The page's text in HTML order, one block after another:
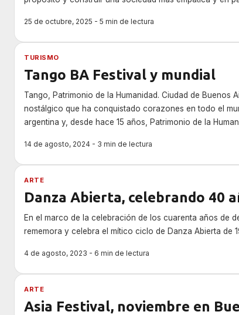
25 de octubre, 2025 - 5 min de lectura
TURISMO
Tango BA Festival y mundial
Tango, Patrimonio de la Humanidad. Ciudad de Buenos
nostálgico que ha conquistado corazones en todo el
argentina y, desde hace 15 años, Patrimonio de la
14 de agosto, 2024 - 3 min de lectura
ARTE
Danza Abierta, celebrando 40
En el marco de la celebración de los cuarenta años de
rememora y celebra el mítico ciclo de Danza Abierta de
4 de agosto, 2023 - 6 min de lectura
ARTE
Asia Festival, noviembre en